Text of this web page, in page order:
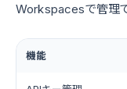
Workspacesで管理で
機能